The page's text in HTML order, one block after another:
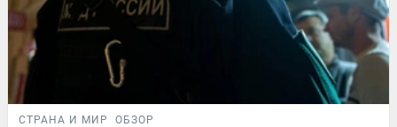
СТРАНА И МИР ОБЗОР